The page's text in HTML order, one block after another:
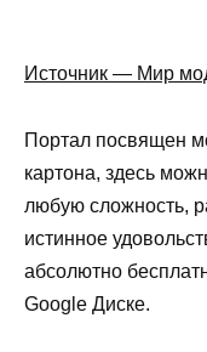
Источник — Мир
Портал посвящен
картона, здесь
любую сложность,
истинное
абсолютно
Google Диске.